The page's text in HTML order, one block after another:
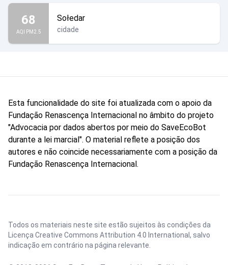
68
AQI PM2.5
Sołedar
cidade
Esta funcionalidade do site foi atualizada com o apoio da
Fundação Renascença Internacional no âmbito do projeto
"Advocacia por dados abertos por meio do SaveEcoBot
durante a lei marcial". O material reflete a posição dos
autores e não coincide necessariamente com a posição da
Fundação Renascença Internacional.
Todos os materiais neste site estão sujeitos às condições da
Licença Creative Commons Attribution 4.0 International , salvo
indicação em contrário na página relevante.